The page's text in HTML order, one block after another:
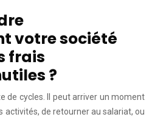
votre société
frais
?
de cycles. Il peut arriver un moment
activités, de retourner au salariat, ou